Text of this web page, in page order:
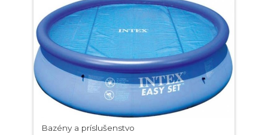
Bazény a príslušenstvo